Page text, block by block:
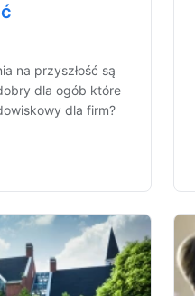
na przyszłość są
dla ogób które
dla firm?